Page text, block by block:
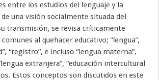
entre los estudios del lenguaje y la
una visión socialmente situada del
transmisión, se revisa críticamente
al quehacer educativo; “lengua”,
“registro”, e incluso “lengua materna”,
extranjera”, “educación intercultural
Estos conceptos son discutidos en este